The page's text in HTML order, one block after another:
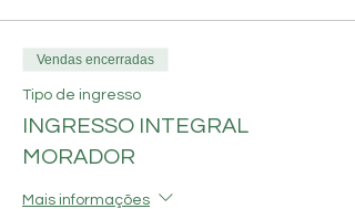
Vendas encerradas
Tipo de ingresso
INGRESSO INTEGRAL
MORADOR
Mais informações